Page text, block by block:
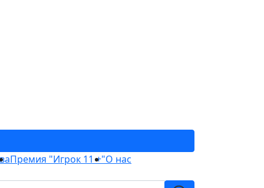
Премия "Игрок 11 +"О нас